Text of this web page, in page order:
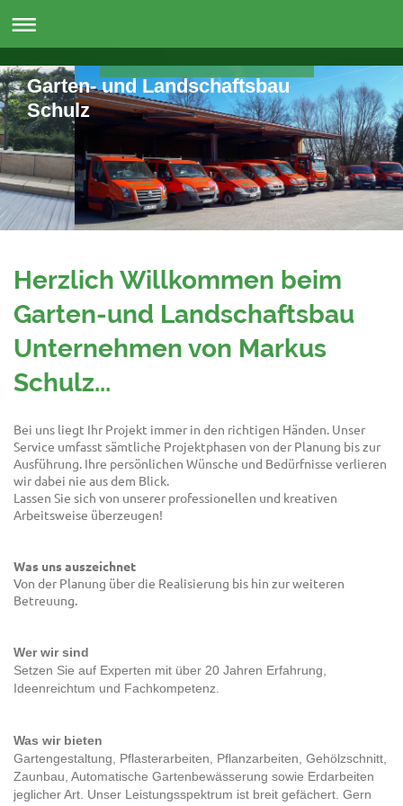
Garten- und Landschaftsbau
Schulz
Herzlich Willkommen beim
Garten-und Landschaftsbau
Unternehmen von Markus
Schulz...
Bei uns liegt Ihr Projekt immer in den richtigen Händen. Unser
Service umfasst sämtliche Projektphasen von der Planung bis zur
Ausführung. Ihre persönlichen Wünsche und Bedürfnisse verlieren
wir dabei nie aus dem Blick.
Lassen Sie sich von unserer professionellen und kreativen
Arbeitsweise überzeugen!
Was uns auszeichnet
Von der Planung über die Realisierung bis hin zur weiteren
Betreuung.
Wer wir sind
Setzen Sie auf Experten mit über 20 Jahren Erfahrung,
Ideenreichtum und Fachkompetenz.
Was wir bieten
Gartengestaltung, Pflasterarbeiten, Pflanzarbeiten, Gehölzschnitt,
Zaunbau, Automatische Gartenbewässerung sowie Erdarbeiten
jeglicher Art. Unser Leistungsspektrum ist breit gefächert. Gern